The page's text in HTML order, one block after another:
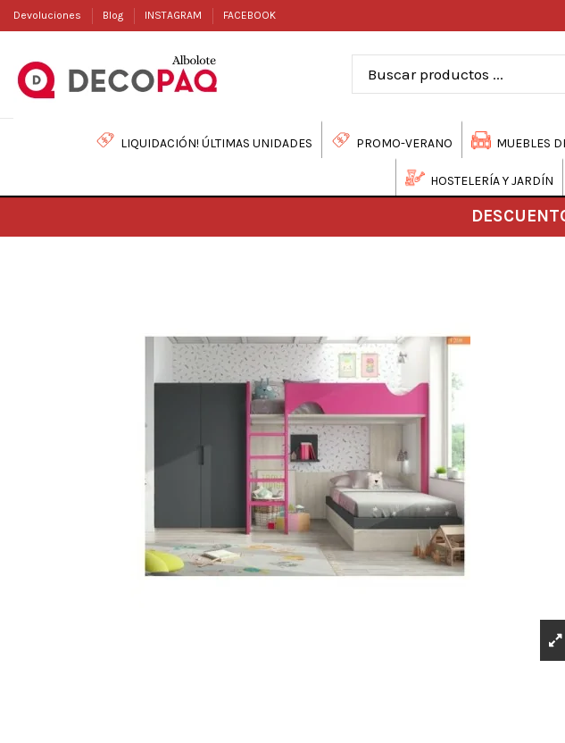
Devoluciones Blog INSTAGRAM FACEBOOK
LIQUIDACIÓN! ÚLTIMAS UNIDADES PROMO-VERANO MUEBLES
HOSTELERÍA Y JARDÍN